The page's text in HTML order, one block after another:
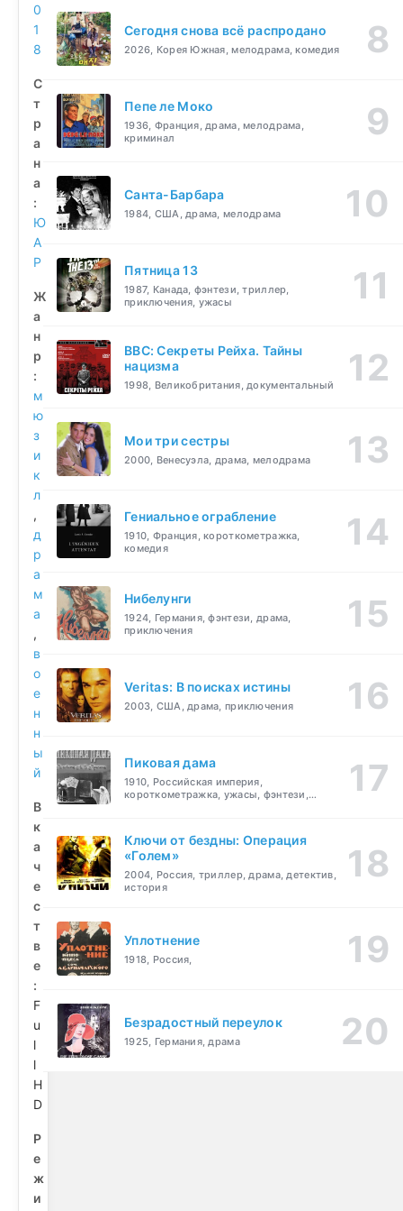
0
1
8
С
т
р
а
н
а
:
Ю
А
Р
Ж
а
н
р
:
м
ю
з
и
к
л
,
д
р
а
м
а
,
в
о
е
н
н
ы
й
В
к
а
ч
е
с
т
в
е
:
F
u
l
l
H
D
Р
е
ж
и
Сегодня снова всё распродано
2026, Корея Южная, мелодрама, комедия
Пепе ле Моко
1936, Франция, драма, мелодрама,
криминал
Санта-Барбара
1984, США, драма, мелодрама
Пятница 13
1987, Канада, фэнтези, триллер,
приключения, ужасы
BBC: Секреты Рейха. Тайны
нацизма
1998, Великобритания, документальный
Мои три сестры
2000, Венесуэла, драма, мелодрама
Гениальное ограбление
1910, Франция, короткометражка,
комедия
Нибелунги
1924, Германия, фэнтези, драма,
приключения
Veritas: В поисках истины
2003, США, драма, приключения
Пиковая дама
1910, Российская империя,
короткометражка, ужасы, фэнтези,
Ключи от бездны: Операция
«Голем»
2004, Россия, триллер, драма, детектив,
история
Уплотнение
1918, Россия,
Безрадостный переулок
1925, Германия, драма